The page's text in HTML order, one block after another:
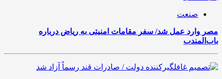
صنعت
مصر وارد عمل شد/ سفر مقامات امنیتی به ریاض درباره
باب‌المندب